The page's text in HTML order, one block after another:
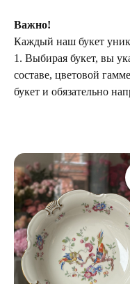
Важно!
Каждый наш букет
1. Выбирая букет, вы
составе, цветовой
букет и обязательно
+7 981 9672833
Ответим на все вопросы!
info@plombirflowers.ru
Каждый день с 9:00 до 21:00
УЛ. КИРОЧНАЯ, 8Б
ИП Сомова Валентина Юриевна
ИНН 470320429965
ОГРНИП 320470400035500